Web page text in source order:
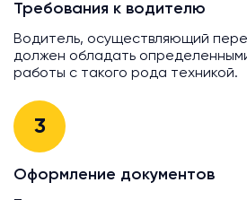
Требования к водителю
Водитель, осуществляющий
должен обладать
работы с такого рода техникой.
3
Оформление документов